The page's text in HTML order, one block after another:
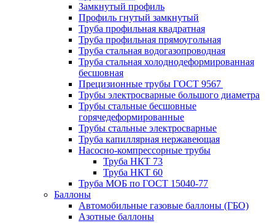
Замкнутый профиль
Профиль гнутый замкнутый
Труба профильная квадратная
Труба профильная прямоугольная
Труба стальная водогазопроводная
Труба стальная холоднодеформированная
бесшовная
Прецизионные трубы ГОСТ 9567
Трубы электросварные большого диаметра
Трубы стальные бесшовные
горячедеформированные
Трубы стальные электросварные
Труба капиллярная нержавеющая
Насосно-компрессорные трубы
Труба НКТ 73
Труба НКТ 60
Труба МОБ по ГОСТ 15040-77
Баллоны
Автомобильные газовые баллоны (ГБО)
Азотные баллоны